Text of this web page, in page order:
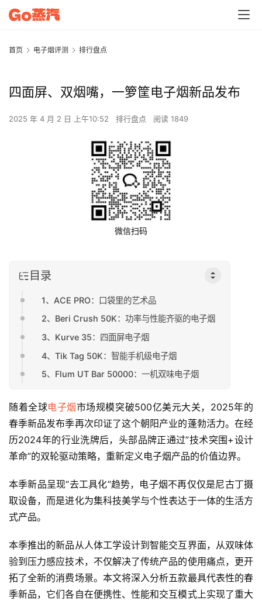
首页 电子烟评测 排行盘点
四面屏、双烟嘴，一箩筐电子烟新品发布
2025 年 4 月 2 日 上午10:52 排行盘点 阅读 1849
微信扫码
目录
1、ACE PRO：口袋里的艺术品
2、Beri Crush 50K：功率与性能齐驱的电子烟
3、Kurve 35：四面屏电子烟
4、Tik Tag 50K：智能手机级电子烟
5、Flum UT Bar 50000：一机双味电子烟
随着全球电子烟市场规模突破500亿美元大关，2025年的
春季新品发布季再次印证了这个朝阳产业的蓬勃活力。在经
历2024年的行业洗牌后，头部品牌正通过”技术突围+设计
革命”的双轮驱动策略，重新定义电子烟产品的价值边界。
本季新品呈现“去工具化”趋势，电子烟不再仅仅是尼古丁摄
取设备，而是进化为集科技美学与个性表达于一体的生活方
式产品。
本季推出的新品从人体工学设计到智能交互界面，从双味体
验到压力感应技术，不仅解决了传统产品的使用痛点，更开
拓了全新的消费场景。本文将深入分析五款最具代表性的春
季新品，它们各自在便携性、性能和交互模式上实现了重大